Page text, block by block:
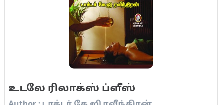
உடலே ரிலாக்ஸ் ப்ளீஸ்